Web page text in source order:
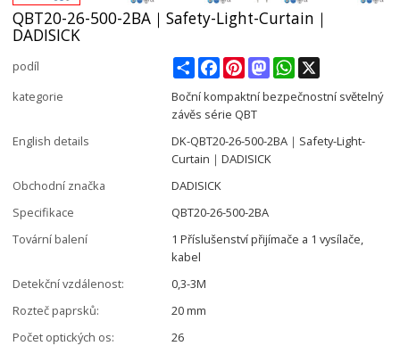
QBT20-26-500-2BA｜Safety-Light-Curtain｜
DADISICK
podíl ShareFacebookPinterestMastodonWhatsApp
kategorie
Boční kompaktní bezpečnostní světelný
závěs série QBT
English details
DK-QBT20-26-500-2BA｜Safety-Light-
Curtain｜DADISICK
Obchodní značka
DADISICK
Specifikace
QBT20-26-500-2BA
Tovární balení
1 Příslušenství přijímače a 1 vysílače,
kabel
Detekční vzdálenost:
0,3-3M
Rozteč paprsků:
20 mm
Počet optických os:
26